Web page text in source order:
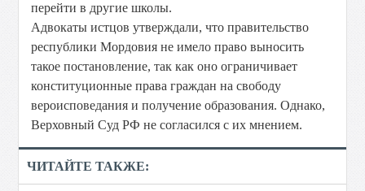
перейти в другие школы.
Адвокаты истцов утверждали, что правительство
республики Мордовия не имело право выносить
такое постановление, так как оно ограничивает
конституционные права граждан на свободу
вероисповедания и получение образования. Однако,
Верховный Суд РФ не согласился с их мнением.
ЧИТАЙТЕ ТАКЖЕ: